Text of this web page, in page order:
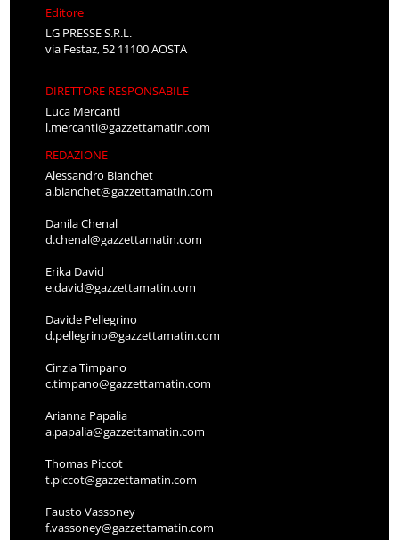
Editore
LG PRESSE S.R.L.
via Festaz, 52 11100 AOSTA
DIRETTORE RESPONSABILE
Luca Mercanti
l.mercanti@gazzettamatin.com
REDAZIONE
Alessandro Bianchet
a.bianchet@gazzettamatin.com
Danila Chenal
d.chenal@gazzettamatin.com
Erika David
e.david@gazzettamatin.com
Davide Pellegrino
d.pellegrino@gazzettamatin.com
Cinzia Timpano
c.timpano@gazzettamatin.com
Arianna Papalia
a.papalia@gazzettamatin.com
Thomas Piccot
t.piccot@gazzettamatin.com
Fausto Vassoney
f.vassoney@gazzettamatin.com